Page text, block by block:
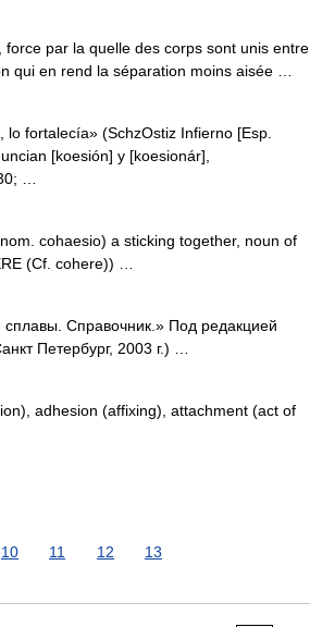
par la quelle des corps sont unis entre
qui en rend la séparation moins aisée …
fortalecía» (SchzOstiz Infierno [Esp.
[koesión] y [koesionár],
…
cohaesio) a sticking together, noun of
(Cf. cohere)) …
Справочник.» Под редакцией
Петербург, 2003 г.) …
adhesion (affixing), attachment (act of
10 11 12 13